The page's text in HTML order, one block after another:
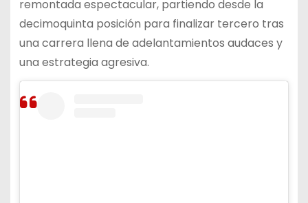
remontada espectacular, partiendo desde la
decimoquinta posición para finalizar tercero tras
una carrera llena de adelantamientos audaces y
una estrategia agresiva.